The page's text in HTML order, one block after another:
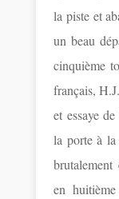
la piste et
un beau
cinquième
français,
et essaye
la porte à
en